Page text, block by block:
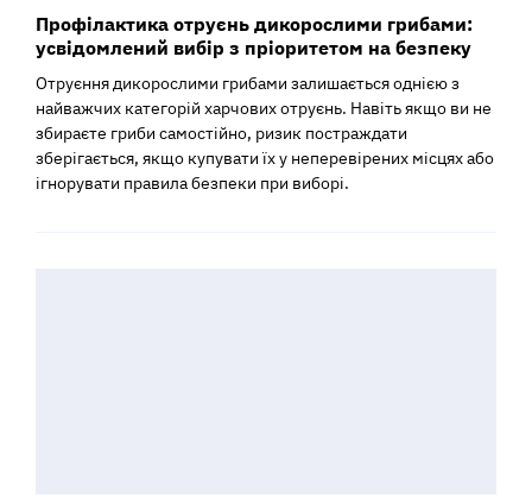
Профілактика отруєнь дикорослими грибами:
усвідомлений вибір з пріоритетом на безпеку
Отруєння дикорослими грибами залишається однією з
найважчих категорій харчових отруєнь. Навіть якщо ви не
збираєте гриби самостійно, ризик постраждати
зберігається, якщо купувати їх у неперевірених місцях або
ігнорувати правила безпеки при виборі.